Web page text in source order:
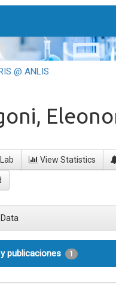
@ ANLIS
View Statistics
publicaciones 1